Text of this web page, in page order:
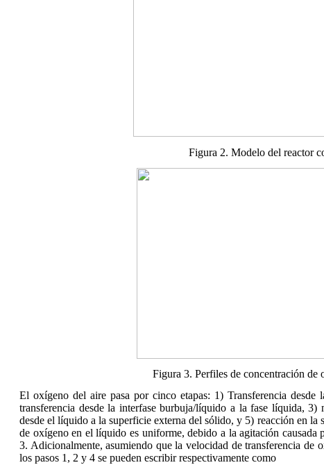
Figura 2. Modelo del reactor
Figura 3. Perfiles de concentración de
El oxígeno del aire pasa por cinco etapas: 1) Transferencia
transferencia desde la interfase burbuja/líquido a la fase líquida,
desde el líquido a la superficie externa del sólido, y 5) reacción en
de oxígeno en el líquido es uniforme, debido a la agitación causada
3. Adicionalmente, asumiendo que la velocidad de transferencia de
los pasos 1, 2 y 4 se pueden escribir respectivamente como